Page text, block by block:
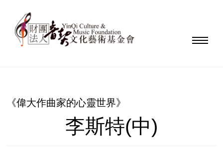
《偉大作曲家的心靈世界》
李斯特(中)